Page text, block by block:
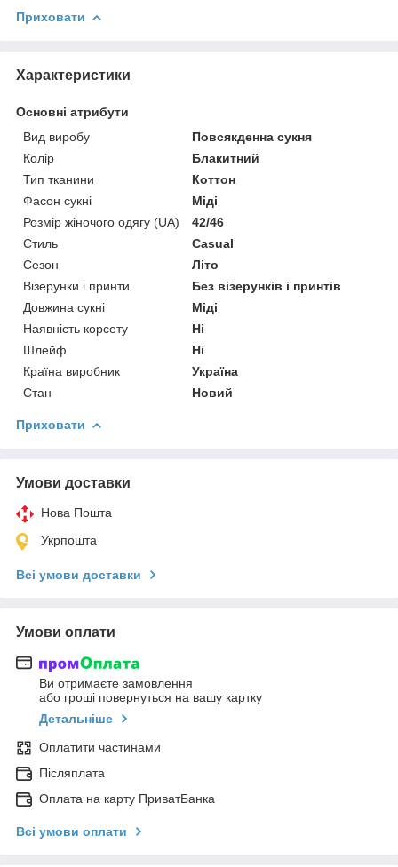
Приховати
Характеристики
Основні атрибути
Вид виробу
Повсякденна сукня
Колір
Блакитний
Тип тканини
Коттон
Фасон сукні
Міді
Розмір жіночого одягу (UA)
42/46
Стиль
Casual
Сезон
Літо
Візерунки і принти
Без візерунків і принтів
Довжина сукні
Міді
Наявність корсету
Ні
Шлейф
Ні
Країна виробник
Україна
Стан
Новий
Приховати
Умови доставки
Нова Пошта
Укрпошта
Всі умови доставки
Умови оплати
Ви отримаєте замовлення
або гроші повернуться на вашу картку
Детальніше
Оплатити частинами
Післяплата
Оплата на карту ПриватБанка
Всі умови оплати